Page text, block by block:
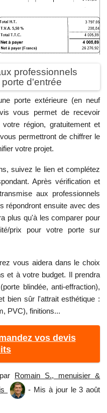
professionnels
d'entrée
porte extérieure (en neuf
vous permet de recevoir
région, gratuitement et
permettront de chiffrer le
votre projet.
suivez le lien et complétez
Après vérification et
aux professionnels
répondront ensuite avec des
plus qu'à les comparer pour
prix pour votre porte sur
vous aidera dans le choix
et à votre budget. Il prendra
blindée, anti-effraction),
bien sûr l'attrait esthétique :
PVC), finitions...
vos devis
Romain S., menuisier &
- Mis à jour le 3 août